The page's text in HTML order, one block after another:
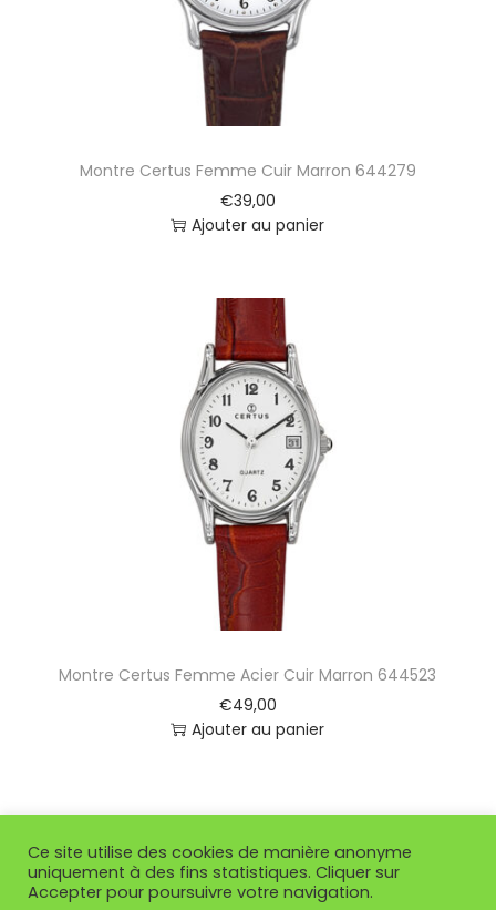
Montre Certus Femme Cuir Marron 644279
€39,00
Ajouter au panier
Montre Certus Femme Acier Cuir Marron 644523
€49,00
Ajouter au panier
Ce site utilise des cookies de manière anonyme
uniquement à des fins statistiques. Cliquer sur
Accepter pour poursuivre votre navigation.